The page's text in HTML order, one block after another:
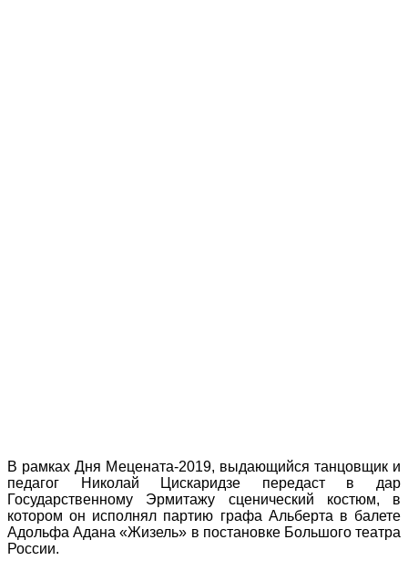
В рамках Дня Мецената-2019, выдающийся танцовщик и
педагог Николай Цискаридзе передаст в дар
Государственному Эрмитажу сценический костюм, в
котором он исполнял партию графа Альберта в балете
Адольфа Адана «Жизель» в постановке Большого театра
России.